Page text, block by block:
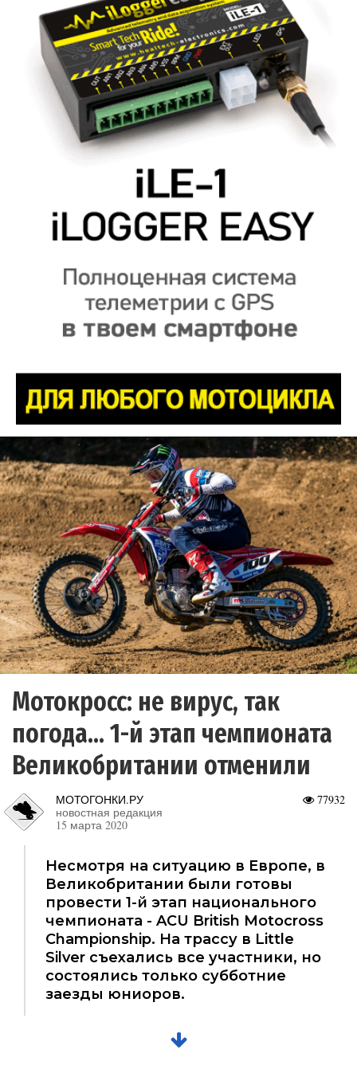
Мотокросс: не вирус, так
погода... 1-й этап чемпионата
Великобритании отменили
77932
МОТОГОНКИ.РУ
новостная редакция
15 марта 2020
Несмотря на ситуацию в Европе, в
Великобритании были готовы
провести 1-й этап национального
чемпионата - ACU British Motocross
Championship. На трассу в Little
Silver съехались все участники, но
состоялись только субботние
заезды юниоров.